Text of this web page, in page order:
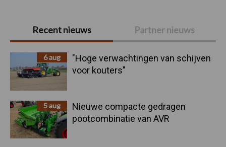
Primaire
Sidebar
Recent nieuws Partner nieuws
6 aug
"Hoge verwachtingen van schijven
voor kouters"
5 aug
Nieuwe compacte gedragen
pootcombinatie van AVR